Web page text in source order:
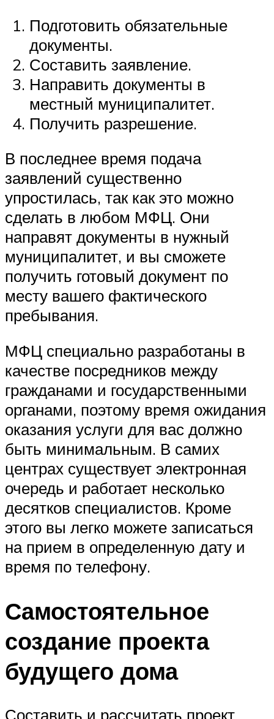
Подготовить обязательные
документы.
Составить заявление.
Направить документы в
местный муниципалитет.
Получить разрешение.
В последнее время подача
заявлений существенно
упростилась, так как это можно
сделать в любом МФЦ. Они
направят документы в нужный
муниципалитет, и вы сможете
получить готовый документ по
месту вашего фактического
пребывания.
МФЦ специально разработаны в
качестве посредников между
гражданами и государственными
органами, поэтому время ожидания
оказания услуги для вас должно
быть минимальным. В самих
центрах существует электронная
очередь и работает несколько
десятков специалистов. Кроме
этого вы легко можете записаться
на прием в определенную дату и
время по телефону.
Самостоятельное
создание проекта
будущего дома
Составить и рассчитать проект